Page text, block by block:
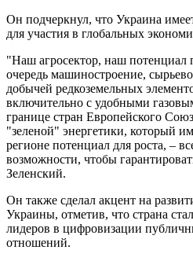
Он подчеркнул, что Украина
для участия в глобальных
"Наш агросектор, наш потенциал
очередь машиностроение,
добычей редкоземельных
включительно с удобными
границе стран Европейского
"зеленой" энергетики, который
регионе потенциал для роста, –
возможности, чтобы
Зеленский.
Он также сделал акцент на
Украины, отметив, что страна
лидеров в цифровизации
отношений.